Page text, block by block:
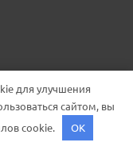
для улучшения
сайтом, вы
cookie.
OK